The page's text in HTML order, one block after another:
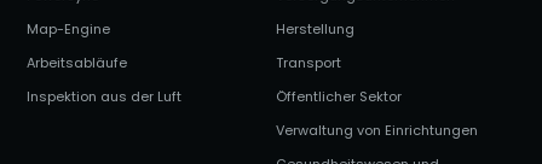
Map-Engine
Arbeitsabläufe
Inspektion aus der Luft
Herstellung
Transport
Öffentlicher Sektor
Verwaltung von Einrichtungen